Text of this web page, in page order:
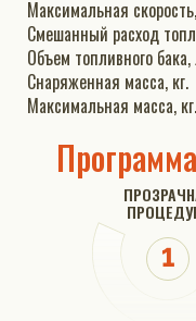
Смешанный расход
Снаряженная масса, кг.
Максимальная масса, кг.
Программа